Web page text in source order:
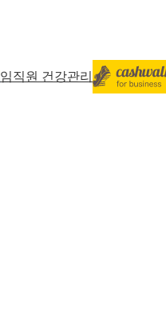
임직원 건강관리